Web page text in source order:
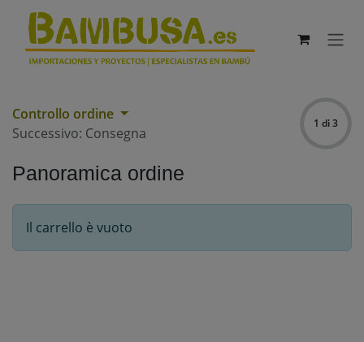
Passa al contenuto
Controllo ordine
Successivo: Consegna
1 di 3
Panoramica ordine
Il carrello è vuoto